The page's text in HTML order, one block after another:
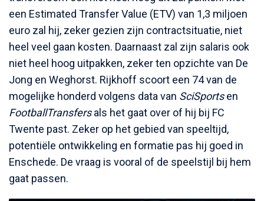
een Estimated Transfer Value (ETV) van 1,3 miljoen
euro zal hij, zeker gezien zijn contractsituatie, niet
heel veel gaan kosten. Daarnaast zal zijn salaris ook
niet heel hoog uitpakken, zeker ten opzichte van De
Jong en Weghorst. Rijkhoff scoort een 74 van de
mogelijke honderd volgens data van SciSportsen
FootballTransfersals het gaat over of hij bij FC
Twente past. Zeker op het gebied van speeltijd,
potentiële ontwikkeling en formatie pas hij goed in
Enschede. De vraag is vooral of de speelstijl bij hem
gaat passen.